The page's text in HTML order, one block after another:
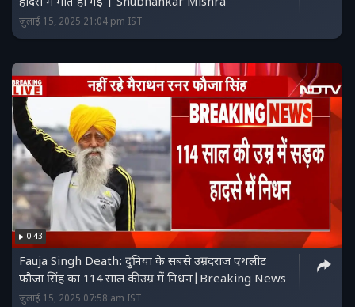
जुलाई 15, 2025 21:04 pm IST
0:43
Fauja Singh Death: दुनिया के सबसे उम्रदराज एथलीट
फौजा सिंह का 114 साल की उम्र में निधन|Breaking News
जुलाई 15, 2025 07:58 am IST